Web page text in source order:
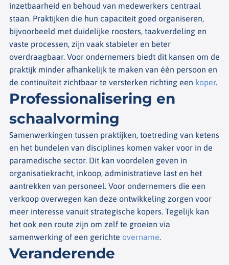
inzetbaarheid en behoud van medewerkers centraal
staan. Praktijken die hun capaciteit goed organiseren,
bijvoorbeeld met duidelijke roosters, taakverdeling en
vaste processen, zijn vaak stabieler en beter
overdraagbaar. Voor ondernemers biedt dit kansen om de
praktijk minder afhankelijk te maken van één persoon en
de continuïteit zichtbaar te versterken richting een koper.
Professionalisering en
schaalvorming
Samenwerkingen tussen praktijken, toetreding van ketens
en het bundelen van disciplines komen vaker voor in de
paramedische sector. Dit kan voordelen geven in
organisatiekracht, inkoop, administratieve last en het
aantrekken van personeel. Voor ondernemers die een
verkoop overwegen kan deze ontwikkeling zorgen voor
meer interesse vanuit strategische kopers. Tegelijk kan
het ook een route zijn om zelf te groeien via
samenwerking of een gerichte overname.
Veranderende